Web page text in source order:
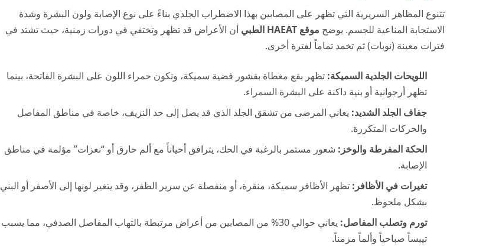
تتنوع المظاهر السريرية التي تظهر على المصابين بهذا الاضطراب الجلدي بناءً على نوع الإصابة ولون البشرة وشدة
الاستجابة المناعية للجسم. يوضح موقع HAEAT الطبي
أن الأعراض قد تظهر وتختفي في دورات زمنية، حيث تشتد في
فترات معينة (نوبات) ثم تخمد تماماً لفترة أخرى.
اللويحات الجلدية السميكة: تظهر بقع مغطاة بقشور فضية سميكة، وتكون حمراء اللون على البشرة الفاتحة، بينما
تظهر أرجوانية أو بنية داكنة على البشرة السمراء.
جفاف الجلد الشديد: يعاني المرضى من تشقق الجلد الذي قد يصل إلى حد النزيف، خاصة في مناطق المفاصل
والحركات المتكررة.
الحكة المفرطة والوخز: شعور مستمر بالرغبة في الحك، يترافق أحياناً مع ألم حارق أو “نغزات” مؤلمة في مناطق
الإصابة.
تغيرات في الأظافر: تظهر الأظافر سميكة، منقرة، أو منفصلة عن سرير الظفر، وقد يتغير لونها إلى الأصفر أو البني
بشكل ملحوظ.
تورم وتصلب المفاصل:
يعاني حوالي 30% من المصابين من أعراض مرتبطة بالتهاب المفاصل الصدفي، مما يسبب
تيبساً صباحياً وألماً مزمناً.